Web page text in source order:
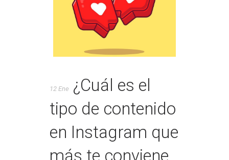
12 Ene
¿Cuál es el
tipo de contenido
en Instagram que
más te conviene